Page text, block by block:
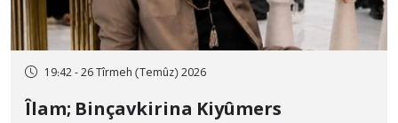
19:42 - 26 Tîrmeh (Temûz) 2026
Îlam; Binçavkirina Kiyûmers